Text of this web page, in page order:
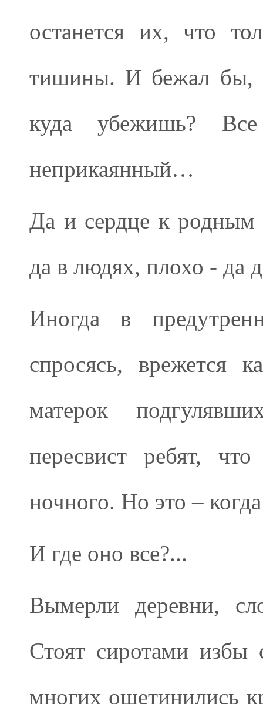
останется их, что
тишины. И бежал бы,
куда убежишь?
неприкаянный…
Да и сердце к
да в людях, плохо - да
Иногда в
спросясь, врежется
матерок
пересвист ребят,
ночного. Но это –
И где оно все?...
Вымерли деревни,
Стоят сиротами
многих ощетинились